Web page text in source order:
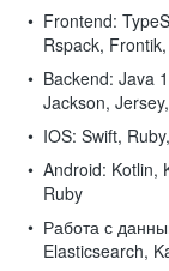
Frontend:
Rspack,
Backend: Java
Jackson,
IOS: Swift,
Android: Kotlin,
Ruby
Работа с
Elasticsearch,